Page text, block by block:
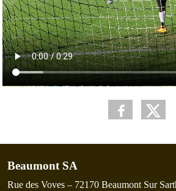
Beaumont SA
Rue des Voves – 72170 Beaumont Sur